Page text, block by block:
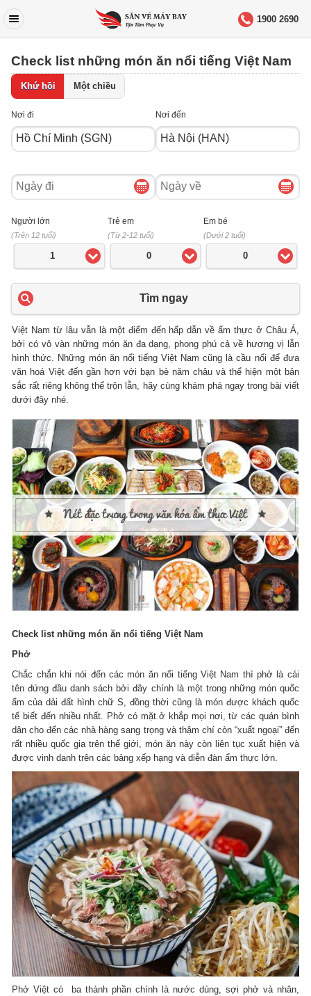
1900 2690
Check list những món ăn nổi tiếng Việt Nam
Khứ hồi Một chiều
Nơi đi Nơi đến
Ngày
đi
Ngày
về
Người lớn
(Trên 12 tuổi)
1
Trẻ em
(Từ 2-12 tuổi)
0
Em bé
(Dưới 2 tuổi)
0
Tìm ngay
Việt Nam từ lâu vẫn là một điểm đến hấp dẫn về ẩm thực ở Châu Á,
bởi có vô vàn những món ăn đa dạng, phong phú cả về hương vị lẫn
hình thức. Những món ăn nổi tiếng Việt Nam cũng là cầu nối để đưa
văn hoá Việt đến gần hơn với bạn bè năm châu và thể hiện một bản
sắc rất riêng không thể trộn lẫn, hãy cùng khám phá ngay trong bài viết
dưới đây nhé.
Check list những món ăn nổi tiếng Việt Nam
Phở
Chắc chắn khi nói đến các món ăn nổi tiếng Việt Nam thì phở là cái
tên đứng đầu danh sách bởi đây chính là một trong những món quốc
ẩm của dải đất hình chữ S, đồng thời cũng là món được khách quốc
tế biết đến nhiều nhất. Phở có mặt ở khắp mọi nơi, từ các quán bình
dân cho đến các nhà hàng sang trọng và thậm chí còn “xuất ngoại” đến
rất nhiều quốc gia trên thế giới, món ăn này còn liên tục xuất hiện và
được vinh danh trên các bảng xếp hạng và diễn đàn ẩm thực lớn.
Phở Việt có ba thành phần chính là nước dùng, sợi phở và nhân,